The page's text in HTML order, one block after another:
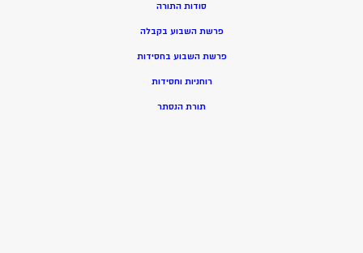
סודות התורה
פרשת השבוע בקבלה
פרשת השבוע בחסידות
רוחניות וחסידות
תורת הנסתר